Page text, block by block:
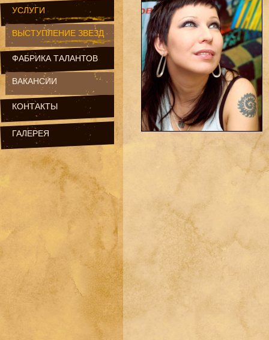
УСЛУГИ
ВЫСТУПЛЕНИЕ ЗВЕЗД
ФАБРИКА ТАЛАНТОВ
ВАКАНСИИ
КОНТАКТЫ
ГАЛЕРЕЯ